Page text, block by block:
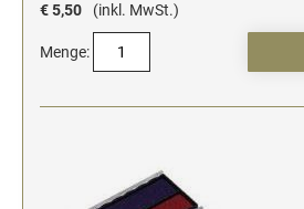
€ 5,50
(inkl. MwSt.)
Menge: